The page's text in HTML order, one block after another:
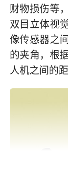
财物损伤等
双目立体视
像传感器之
的夹角，根
人机之间的距